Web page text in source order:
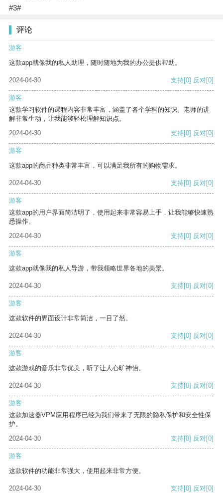
#3#
评论
游客
这款app就像我的私人助理，随时随地为我的办公提供帮助。
2024-04-30 支持[0] 反对[0]
游客
这款学习软件的课程内容非常丰富，涵盖了各个学科的知识。老师的讲
解非常生动，让我能够轻松理解知识点。
2024-04-30
支持[0] 反对[0]
游客
这款app的商品种类非常丰富，可以满足我所有的购物需求。
2024-04-30 支持[0] 反对[0]
游客
这款app的用户界面简洁明了，使用起来非常容易上手，让我能够快速熟
悉操作。
2024-04-30
支持[0] 反对[0]
游客
这款app就像我的私人导游，带我领略世界各地的美景。
2024-04-30 支持[0] 反对[0]
游客
这款软件的界面设计非常简洁，一目了然。
2024-04-30 支持[0] 反对[0]
游客
这款游戏的音乐非常优美，听了让人心旷神怡。
2024-04-30 支持[0] 反对[0]
游客
这款加速器VPM应用程序已经为我们带来了无限的隐私保护和安全性保
护。
2024-04-30
支持[0] 反对[0]
游客
这款软件的功能非常强大，使用起来非常方便。
2024-04-30 支持[0] 反对[0]